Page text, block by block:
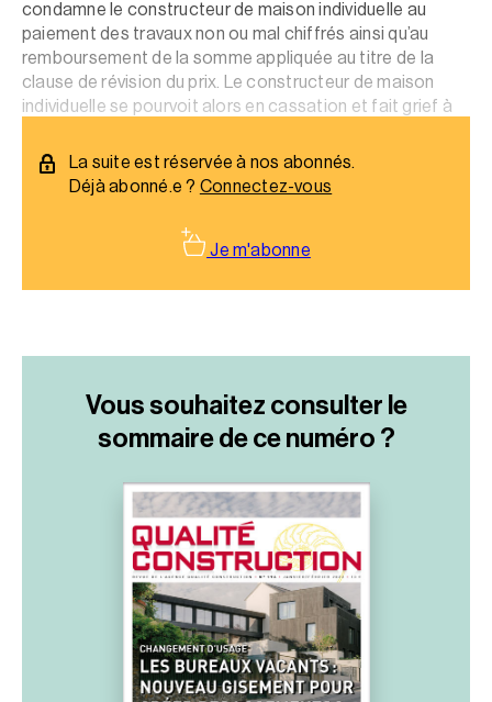
condamne le constructeur de maison individuelle au
paiement des travaux non ou mal chiffrés ainsi qu’au
remboursement de la somme appliquée au titre de la
clause de révision du prix. Le constructeur de maison
individuelle se pourvoit alors en cassation et fait grief à
La suite est réservée à nos abonnés.
Déjà abonné.e ? Connectez-vous
Je m'abonne
Vous souhaitez consulter le
sommairede ce numéro ?